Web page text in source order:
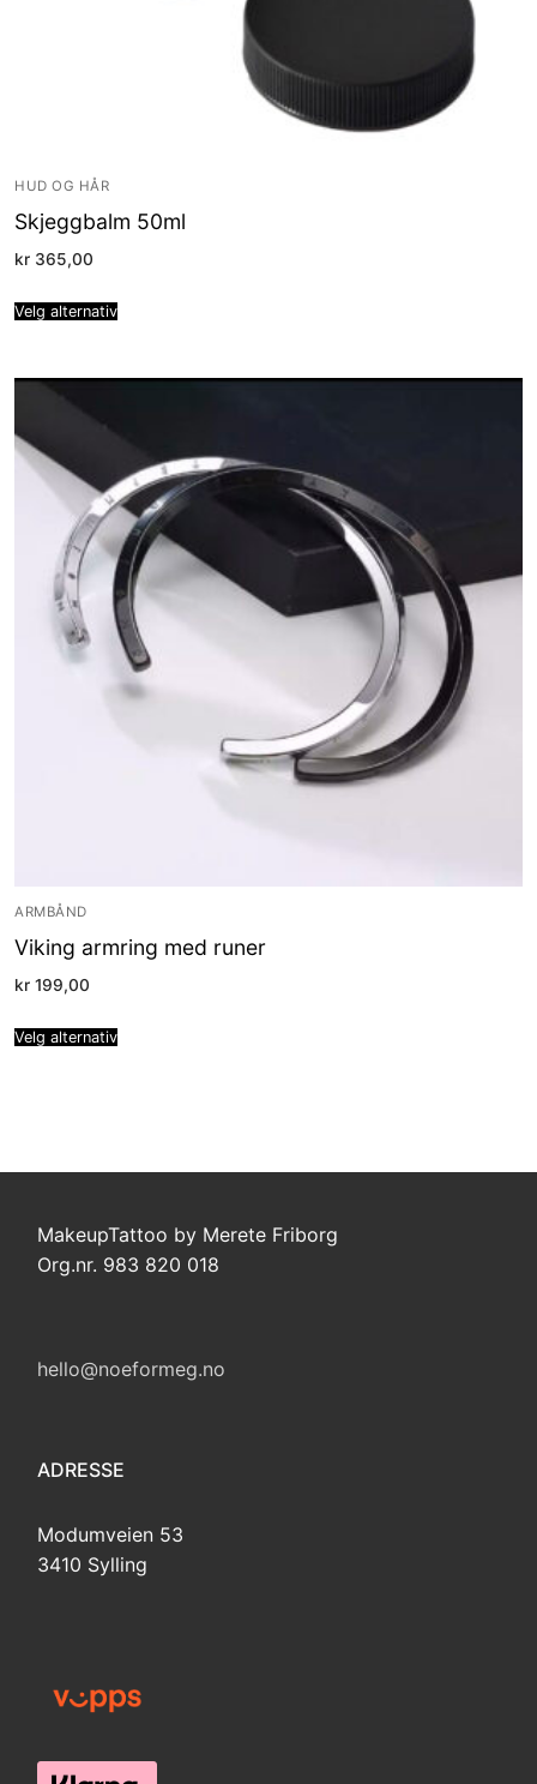
HUD OG HÅR
Skjeggbalm 50ml
kr 365,00
Velg alternativ
ARMBÅND
Viking armring med runer
kr 199,00
Velg alternativ
MakeupTattoo by Merete Friborg
Org.nr. 983 820 018
hello@noeformeg.no
ADRESSE
Modumveien 53
3410 Sylling